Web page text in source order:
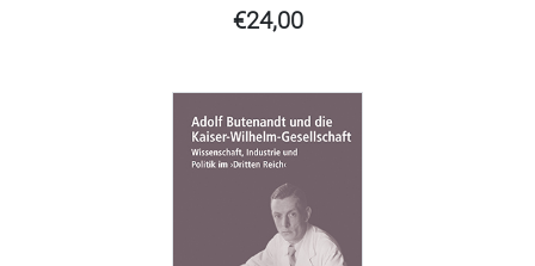
€24,00